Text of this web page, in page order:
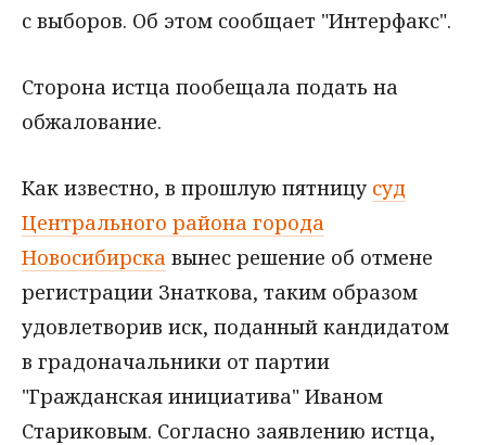
с выборов. Об этом сообщает "Интерфакс".
Сторона истца пообещала подать на
обжалование.
Как известно, в прошлую пятницу суд
Центрального района города
Новосибирска вынес решение об отмене
регистрации Знаткова, таким образом
удовлетворив иск, поданный кандидатом
в градоначальники от партии
"Гражданская инициатива" Иваном
Стариковым. Согласно заявлению истца,